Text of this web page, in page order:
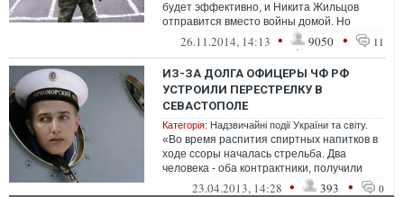
будет эффективно, и Никита Жильцов
отправится вместо войны домой. Но
сколько таких Никит Жильцовых уже
26.11.2014, 14:13 • 9050 • 11
ИЗ-ЗА ДОЛГА ОФИЦЕРЫ ЧФ РФ
УСТРОИЛИ ПЕРЕСТРЕЛКУ В
СЕВАСТОПОЛЕ
Категорія: Надзвичайні події України та світу.
«Во время распития спиртных напитков в
ходе ссоры началась стрельба. Два
человека - оба контрактники, получили
ранения. Стрелявший - их сослужив...
23.04.2013, 14:28 • 393 • 0